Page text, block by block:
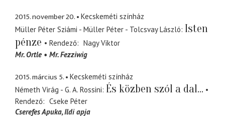
2015. november 20.
Kecskeméti színház
Müller Péter Sziámi - Müller Péter - Tolcsvay László Isten
pénze
Rendező
Nagy Viktor
Mr. Ortle
Mr. Fezziwig
2015. március 5.
Kecskeméti színház
Németh Virág - G. A. Rossini És közben szól a dal...
Rendező
Cseke Péter
Cserefes Apuka Ildi apja